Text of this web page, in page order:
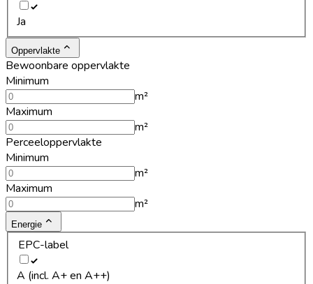
Ja
Oppervlakte
Bewoonbare oppervlakte
Minimum
m²
Maximum
m²
Perceeloppervlakte
Minimum
m²
Maximum
m²
Energie
EPC-label
A (incl. A+ en A++)